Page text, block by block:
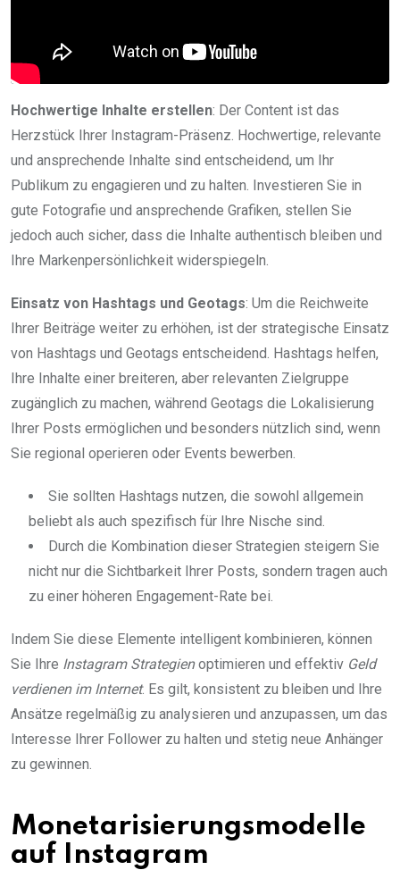
Hochwertige Inhalte erstellen: Der Content ist das
Herzstück Ihrer Instagram-Präsenz. Hochwertige, relevante
und ansprechende Inhalte sind entscheidend, um Ihr
Publikum zu engagieren und zu halten. Investieren Sie in
gute Fotografie und ansprechende Grafiken, stellen Sie
jedoch auch sicher, dass die Inhalte authentisch bleiben und
Ihre Markenpersönlichkeit widerspiegeln.
Einsatz von Hashtags und Geotags: Um die Reichweite
Ihrer Beiträge weiter zu erhöhen, ist der strategische Einsatz
von Hashtags und Geotags entscheidend. Hashtags helfen,
Ihre Inhalte einer breiteren, aber relevanten Zielgruppe
zugänglich zu machen, während Geotags die Lokalisierung
Ihrer Posts ermöglichen und besonders nützlich sind, wenn
Sie regional operieren oder Events bewerben.
Sie sollten Hashtags nutzen, die sowohl allgemein
beliebt als auch spezifisch für Ihre Nische sind.
Durch die Kombination dieser Strategien steigern Sie
nicht nur die Sichtbarkeit Ihrer Posts, sondern tragen auch
zu einer höheren Engagement-Rate bei.
Indem Sie diese Elemente intelligent kombinieren, können
Sie Ihre Instagram Strategienoptimieren und effektiv Geld
verdienen im Internet. Es gilt, konsistent zu bleiben und Ihre
Ansätze regelmäßig zu analysieren und anzupassen, um das
Interesse Ihrer Follower zu halten und stetig neue Anhänger
zu gewinnen.
Monetarisierungsmodelle
auf Instagram